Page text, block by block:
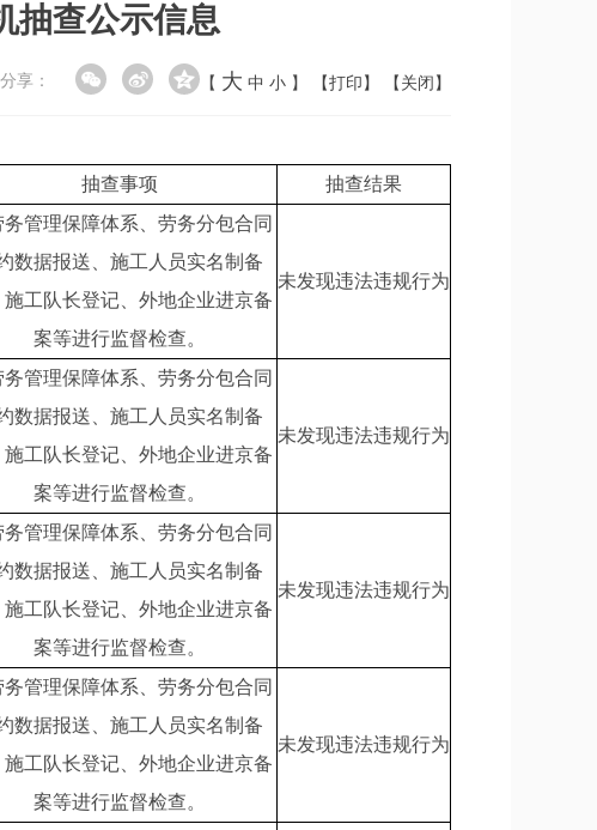
抽查公示信息
分享： 【 大 中 小 】 【打印】 【关闭】
抽查事项 抽查结果
务管理保障体系、劳务分包合同
数据报送、施工人员实名制备
施工队长登记、外地企业进京备
案等进行监督检查。
未发现违法违规行为
务管理保障体系、劳务分包合同
数据报送、施工人员实名制备
施工队长登记、外地企业进京备
案等进行监督检查。
未发现违法违规行为
务管理保障体系、劳务分包合同
数据报送、施工人员实名制备
施工队长登记、外地企业进京备
案等进行监督检查。
未发现违法违规行为
务管理保障体系、劳务分包合同
数据报送、施工人员实名制备
施工队长登记、外地企业进京备
案等进行监督检查。
未发现违法违规行为